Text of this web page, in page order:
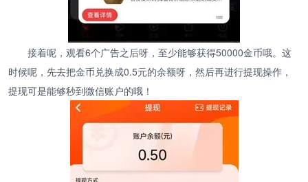
接着呢，观看6个广告之后呀，至少能够获得50000金币哦。这
时候呢，先去把金币兑换成0.5元的余额呀，然后再进行提现操作，
提现可是能够秒到微信账户的哦！